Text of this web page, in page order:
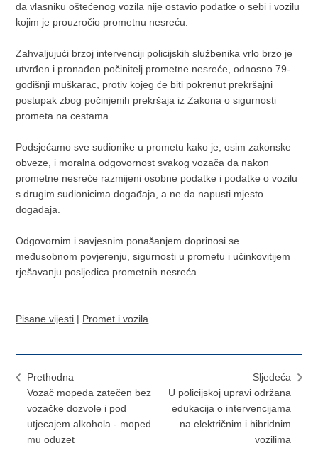
da vlasniku oštećenog vozila nije ostavio podatke o sebi i vozilu
kojim je prouzročio prometnu nesreću.
Zahvaljujući brzoj intervenciji policijskih službenika vrlo brzo je
utvrđen i pronađen počinitelj prometne nesreće, odnosno 79-
godišnji muškarac, protiv kojeg će biti pokrenut prekršajni
postupak zbog počinjenih prekršaja iz Zakona o sigurnosti
prometa na cestama.
Podsjećamo sve sudionike u prometu kako je, osim zakonske
obveze, i moralna odgovornost svakog vozača da nakon
prometne nesreće razmijeni osobne podatke i podatke o vozilu
s drugim sudionicima događaja, a ne da napusti mjesto
događaja.
Odgovornim i savjesnim ponašanjem doprinosi se
međusobnom povjerenju, sigurnosti u prometu i učinkovitijem
rješavanju posljedica prometnih nesreća.
Pisane vijesti | Promet i vozila
Prethodna
Vozač mopeda zatečen bez
vozačke dozvole i pod
utjecajem alkohola - moped
mu oduzet
Sljedeća
U policijskoj upravi održana
edukacija o intervencijama
na električnim i hibridnim
vozilima